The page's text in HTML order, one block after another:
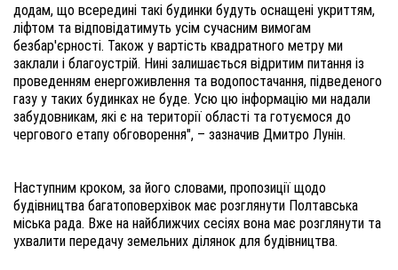
додам, що всередині такі будинки будуть оснащені укриттям,
ліфтом та відповідатимуть усім сучасним вимогам
безбар'єрності. Також у вартість квадратного метру ми
заклали і благоустрій. Нині залишається відритим питання із
проведенням енергоживлення та водопостачання, підведеного
газу у таких будинках не буде. Усю цю інформацію ми надали
забудовникам, які є на території області та готуємося до
чергового етапу обговорення", – зазначив Дмитро Лунін.
Наступним кроком, за його словами, пропозиції щодо
будівництва багатоповерхівок має розглянути Полтавська
міська рада. Вже на найближчих сесіях вона має розглянути та
ухвалити передачу земельних ділянок для будівництва.